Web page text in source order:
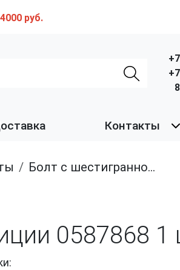
руб.
Контакты
Болт с шестигранной головкой, неполная резьба из нержавеющей стали A2 и A4
0587868 1